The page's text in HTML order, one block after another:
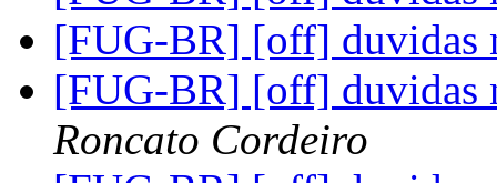
[FUG-BR] [off] duvidas
[FUG-BR] [off] duvidas
Roncato Cordeiro